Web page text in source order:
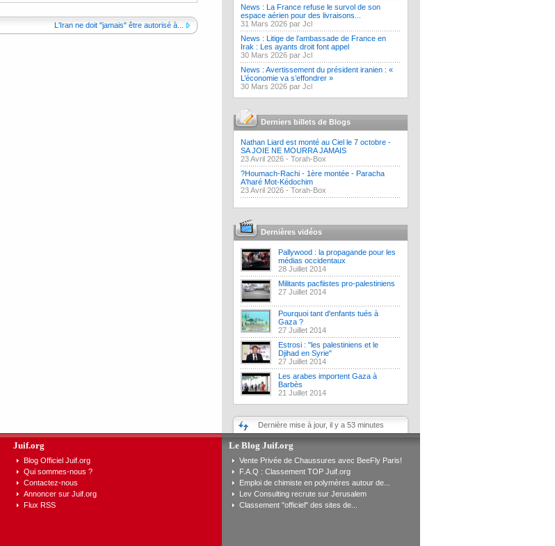
L'Iran ne doit "jamais" être autorisé à...
News : La France refuse le survol de son
espace aérien pour des livraisons...
31 Mars 2026 par Jcl
News : Litige de l’ambassade de France en
Irak : Les ayants droit font appel
30 Mars 2026 par Jcl
News : Avertissement du président iranien : «
L’économie va s’effondrer »
30 Mars 2026 par Jcl
Derniers billets de Blogs
Nathan Liard est monté au Ciel le 7 octobre -
SA JOIE NE MOURRA JAMAIS
23 Avril 2026 - Torah-Box
?Houmach-Rachi - 1ère montée - Paracha
A'haré Mot-Kédochim
23 Avril 2026 - Torah-Box
Dernières vidéos
Pallywood : la propagande pour les
médias occidentaux
28 Juillet 2014
Militants pacfiistes pro-palestiniens
27 Juillet 2014
Pourquoi tant d'enfants tués à
Gaza ?
27 Juillet 2014
Estrosi : "les palestiniens et le
Djihad en Syrie"
27 Juillet 2014
Les arabes importent Gaza à
Barbès
21 Juillet 2014
Dernière mise à jour, il y a 53 minutes
Juif.org
Blog Officiel Juif.org
Qui sommes-nous ?
Contactez-nous
Annoncer sur Juif.org
Flux RSS
Le Blog Juif.org
Vente Privée de Chaussures avec BeeFly Paris!
F.A.Q : Classement TOP Juif.org
Emploi de chimiste en polymères autour de...
Lev Consulting recrute sur Jerusalem
Classement "officiel" des sites de...